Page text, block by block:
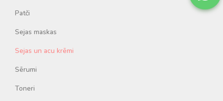
Patči
Sejas maskas
Sejas un acu krēmi
Sērumi
Toneri